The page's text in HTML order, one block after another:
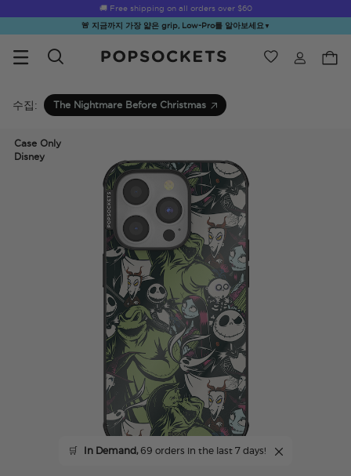
🚚 Free shipping on all orders over $60
Summer Sendoff Sale
🚨 지금까지 가장 얇은 grip, Low-Pro를 알아보세요▼
위시리스트
Hello Kitty®
and Friends
Second
Morning
수집: The Nightmare Before Christmas
Case Only
Disney
🛒 In Demand,69 orders in the last 7 days!